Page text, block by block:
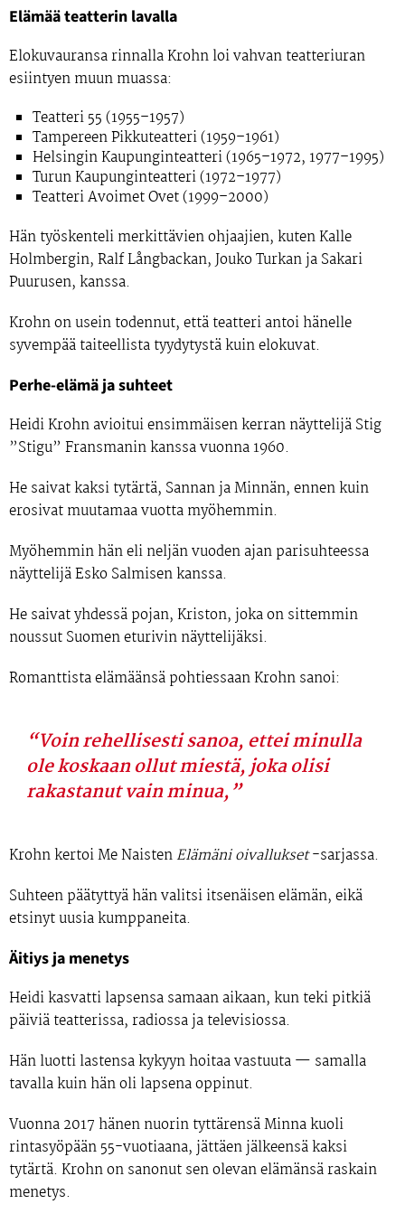
Elämää teatterin lavalla
Elokuvauransa rinnalla Krohn loi vahvan teatteriuran
esiintyen muun muassa:
Teatteri 55 (1955–1957)
Tampereen Pikkuteatteri (1959–1961)
Helsingin Kaupunginteatteri (1965–1972, 1977–1995)
Turun Kaupunginteatteri (1972–1977)
Teatteri Avoimet Ovet (1999–2000)
Hän työskenteli merkittävien ohjaajien, kutenKalle
Holmbergin, Ralf Långbackan,Jouko Turkan ja Sakari
Puurusen, kanssa.
Krohn on usein todennut, että teatteri antoi hänelle
syvempää taiteellista tyydytystä kuin elokuvat.
Perhe-elämä ja suhteet
Heidi Krohn avioitui ensimmäisen kerran näyttelijä Stig
”Stigu” Fransmaninkanssa vuonna 1960.
He saivat kaksi tytärtä, Sannan jaMinnän, ennen kuin
erosivat muutamaa vuotta myöhemmin.
Myöhemmin hän eli neljän vuoden ajan parisuhteessa
näyttelijäEsko Salmisenkanssa.
He saivat yhdessä pojan, Kriston, joka on sittemmin
noussut Suomen eturivin näyttelijäksi.
Romanttista elämäänsä pohtiessaan Krohn sanoi:
“Voin rehellisesti sanoa, ettei minulla
ole koskaan ollut miestä, joka olisi
rakastanut vain minua,”
Krohn kertoiMe NaistenElämäni oivallukset-sarjassa.
Suhteen päätyttyä hän valitsi itsenäisen elämän, eikä
etsinyt uusia kumppaneita.
Äitiys ja menetys
Heidi kasvatti lapsensa samaan aikaan, kun teki pitkiä
päiviä teatterissa, radiossa ja televisiossa.
Hän luotti lastensa kykyyn hoitaa vastuuta — samalla
tavalla kuin hän oli lapsena oppinut.
Vuonna 2017 hänen nuorin tyttärensäMinnakuoli
rintasyöpään 55-vuotiaana, jättäen jälkeensä kaksi
tytärtä. Krohn on sanonut sen olevan elämänsä raskain
menetys.